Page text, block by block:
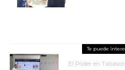
El Poder en Tabasco